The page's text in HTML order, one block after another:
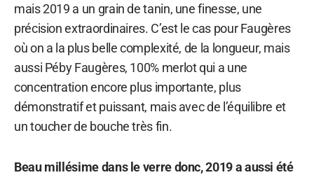
mais 2019 a un grain de tanin, une finesse, une
précision extraordinaires. C’est le cas pour Faugères
où on a la plus belle complexité, de la longueur, mais
aussi Péby Faugères, 100% merlot qui a une
concentration encore plus importante, plus
démonstratif et puissant, mais avec de l’équilibre et
un toucher de bouche très fin.
Beau millésime dans le verre donc, 2019 a aussi été